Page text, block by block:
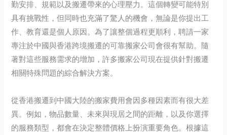
勤安排、規範以及搬遷帶來的心理壓力。這個轉變可能特別
具有挑戰性，但同時也充滿了驚人的機會，無論是你提出工
作、教育還是個人原因。為了讓整個過程更順利，聘請一家
專注於中國與香港跨境搬遷的可靠搬家公司會很有幫助。隨
著對這些服務需求的增加，許多搬家公司現在提供針對搬遷
相關特殊問題的綜合解決方案。
從香港搬遷到中國大陸的搬家費用會因多種因素而有很大差
異。例如，物品數量、未來與現居之間的距離，以及你選擇
的服務類型，都會在決定整體價格上扮演重要角色。根據這